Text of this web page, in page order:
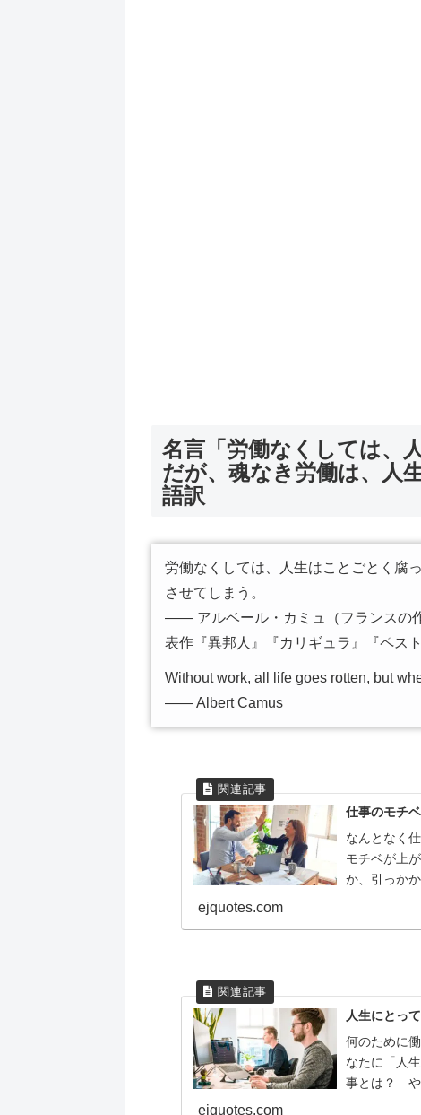
名言「労働なくしては、
だが、魂なき労働は、人
語訳
労働なくしては、人生はことごとく腐
させてしまう。
―― アルベール・カミュ（フランスの
表作『異邦人』『カリギュラ』『ペスト
Without work, all life goes rotten, but
―― Albert Camus
仕事のモチ
なんとなく
モチベが上
か、引っか
ejquotes.com
人生にとっ
何のために
なたに「人
事とは？ や
ejquotes.com